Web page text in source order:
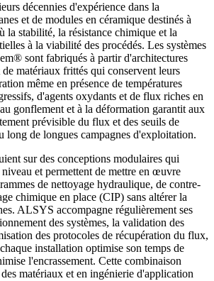
décennies d'expérience dans la
et de modules en céramique destinés à
la stabilité, la résistance chimique et la
à la viabilité des procédés. Les systèmes
sont fabriqués à partir d'architectures
de matériaux frittés qui conservent leurs
même en présence de températures
d'agents oxydants et de flux riches en
gonflement et à la déformation garantit aux
prévisible du flux et des seuils de
long de longues campagnes d'exploitation.
sur des conceptions modulaires qui
et permettent de mettre en œuvre
de nettoyage hydraulique, de contre-
chimique en place (CIP) sans altérer la
ALSYS accompagne régulièrement ses
des systèmes, la validation des
des protocoles de récupération du flux,
installation optimise son temps de
l'encrassement. Cette combinaison
matériaux et en ingénierie d'application